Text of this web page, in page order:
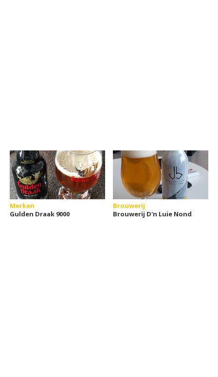
Merken
Gulden Draak 9000
Brouwerij
Brouwerij D'n Luie Nond